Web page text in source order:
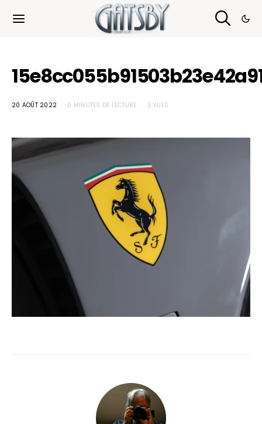
20 AOÛT 2022 0 MINUTES DE LECTURE 3 VUES
Cookies management panel